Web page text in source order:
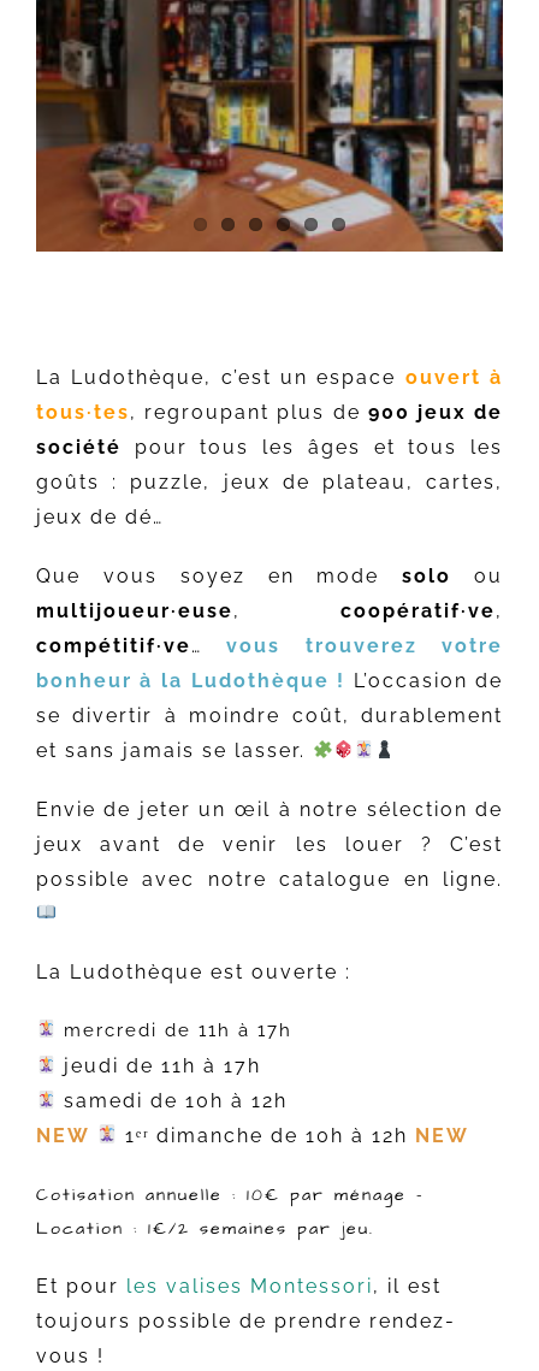
La Ludothèque, c’est un espace ouvert à
tous·tes, regroupant plus de 900 jeux de
société
pour tous les âges et tous les
goûts : puzzle, jeux de plateau, cartes,
jeux de dé…
Que vous soyez en modesoloou
multijoueur·euse,coopératif·ve,
compétitif·ve…vous trouverez votre
bonheur à la Ludothèque ! L’occasion de
se divertir à moindre coût, durablement
et sans jamais se lasser. ​
Envie de jeter un œil à notre sélection de
jeux avant de venir les louer ? C’est
possible avec notre catalogue en ligne.
La Ludothèque est ouverte :
mercredi de 11h à 17h
jeudi de 11h à 17h
samedi de 10h à 12h
NEW
1ᵉʳ dimanche de 10h à 12h NEW
Cotisation annuelle : 10€ par ménage –
Location : 1€/2 semaines par jeu.
Et pour les valises Montessori, il est
toujours possible de prendre rendez-
vous !